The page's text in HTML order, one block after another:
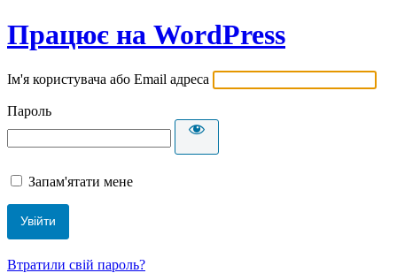
Працює на WordPress
Ім'я користувача або Email адреса
Пароль
Запам'ятати мене
Втратили свій пароль?